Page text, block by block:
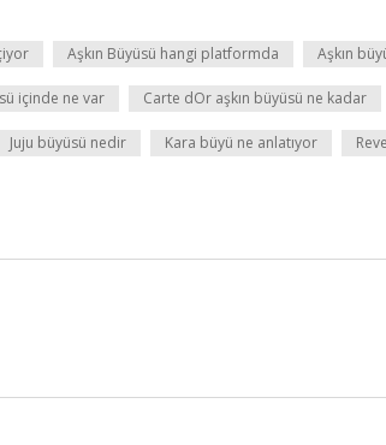
Aşkın Büyüsü hangi platformda Aşkın
içinde ne var Carte dOr aşkın büyüsü ne kadar
Juju büyüsü nedir Kara büyü ne anlatıyor